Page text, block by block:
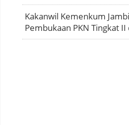
Kakanwil Kemenkum
Pembukaan PKN Tingkat II